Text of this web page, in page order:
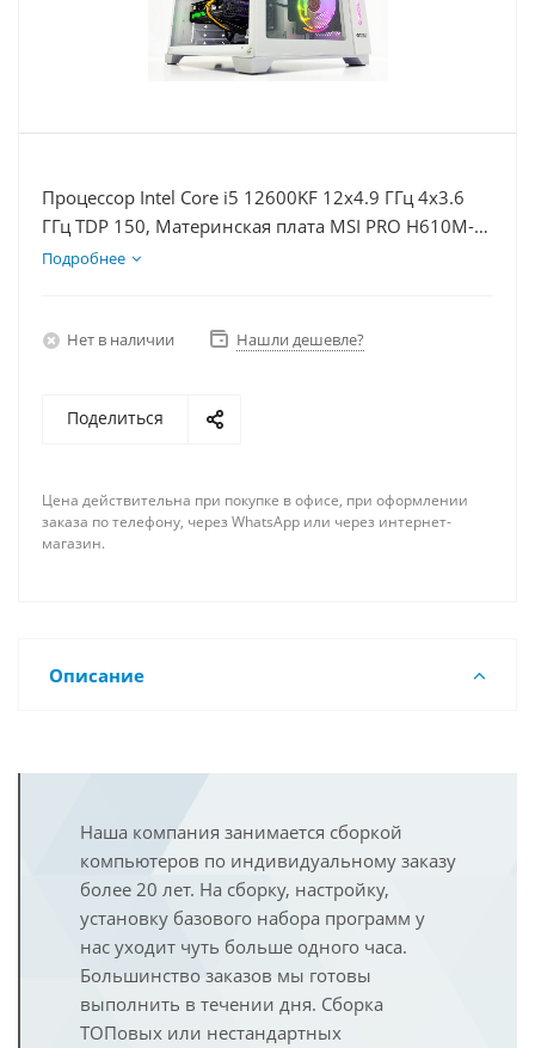
Процессор Intel Core i5 12600KF 12x4.9 ГГц 4x3.6
ГГц TDP 150, Материнская плата MSI PRO H610M-E,
Видеокарта RTX 4060Ti 8Гб, Память DDR4 32Gb,
Подробнее
Нет в наличии Нашли дешевле?
Поделиться
Цена действительна при покупке в офисе, при оформлении
заказа по телефону, через WhatsApp или через интернет-
магазин.
Описание
Наша компания занимается сборкой
компьютеров по индивидуальному заказу
более 20 лет. На сборку, настройку,
установку базового набора программ у
нас уходит чуть больше одного часа.
Большинство заказов мы готовы
выполнить в течении дня. Сборка
ТОПовых или нестандартных